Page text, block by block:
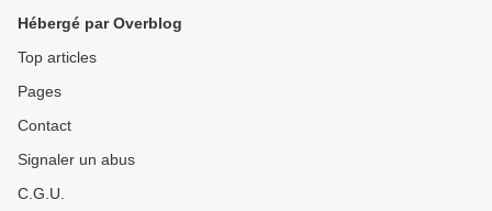
Hébergé par Overblog
Top articles
Pages
Contact
Signaler un abus
C.G.U.